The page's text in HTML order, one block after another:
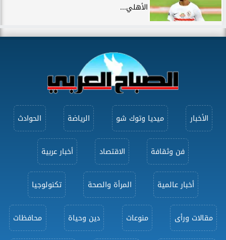
الأهلي...
الأخبار ميديا وتوك شو الرياضة الحوادث
فن وثقافة الاقتصاد أخبار عربية
أخبار عالمية المرأة والصحة تكنولوجيا
مقالات ورأى منوعات دين وحياة محافظات